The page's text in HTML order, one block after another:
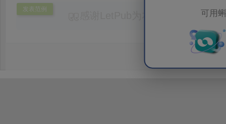
可用
发表范例
感谢LetPub为本论文提供专业
务。编辑结合论文中全光谱响应S
效应及界面电荷传输等研究内容，
论述逻辑进行了系统梳理，使研究
析及机理讨论之间的关系更加清晰